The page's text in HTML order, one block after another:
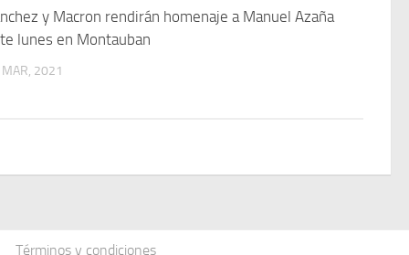
y Macron rendirán homenaje a Manuel Azaña
lunes en Montauban
2021
Términos y condiciones